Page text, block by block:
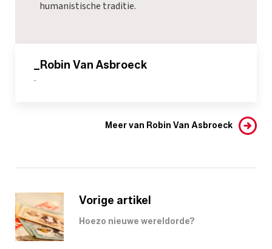
humanistische traditie.
_Robin Van Asbroeck
-
Meer van Robin Van Asbroeck
Vorige artikel
Hoezo nieuwe wereldorde?